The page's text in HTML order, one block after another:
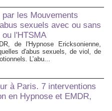
les Mouvements
sexuels avec ou sans
l'HTSMA
de l'Hypnose Ericksonienne,
d'abus sexuels, de viol, de
L’abu...
à Paris. 7 interventions
en Hypnose et EMDR,